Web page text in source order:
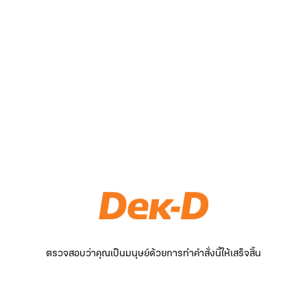
ตรวจสอบว่าคุณเป็นมนุษย์ด้วยการทำคำสั่งนี้ให้เสร็จสิ้น